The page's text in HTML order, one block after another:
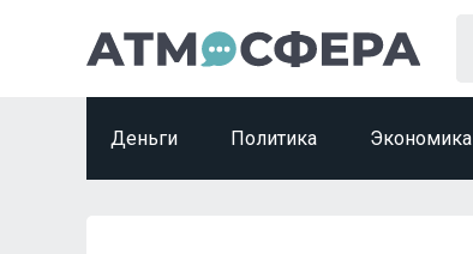
Деньги Политика Экономика